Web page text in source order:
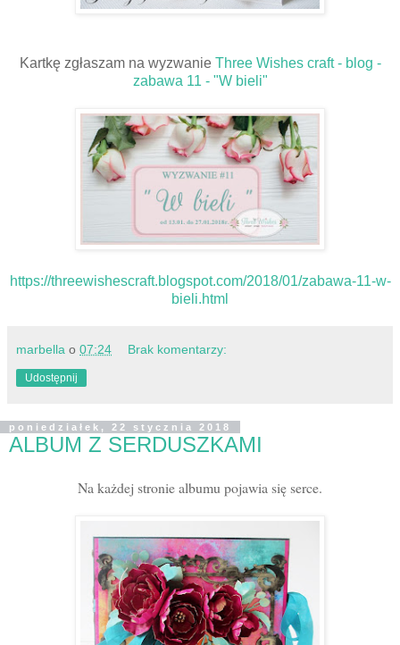
Kartkę zgłaszam na wyzwanie Three Wishes craft - blog -
zabawa 11 - "W bieli"
https://threewishescraft.blogspot.com/2018/01/zabawa-11-w-
bieli.html
marbella o 07:24 Brak komentarzy:
Udostępnij
poniedziałek, 22 stycznia 2018
ALBUM Z SERDUSZKAMI
Na każdej stronie albumu pojawia się serce.